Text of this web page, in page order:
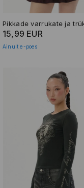
15,99 EUR
Ainult e-poes